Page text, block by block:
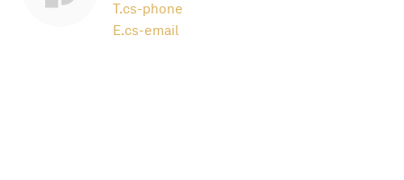
T.cs-phone
E.cs-email